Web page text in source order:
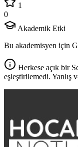
1
0
Akademik Etki
Bu akademisyen için
Herkese açık bir
eşleştirilemedi. Yanlış